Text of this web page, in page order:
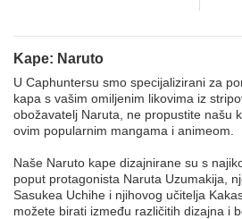
Kape: Naruto
U Caphuntersu smo specijalizirani za
kapa s vašim omiljenim likovima iz
obožavatelj Naruta, ne propustite našu
ovim popularnim mangama i animeom.
Naše Naruto kape dizajnirane su s
poput protagonista Naruta Uzumakija,
Sasukea Uchihe i njihovog učitelja
možete birati između različitih dizajna i